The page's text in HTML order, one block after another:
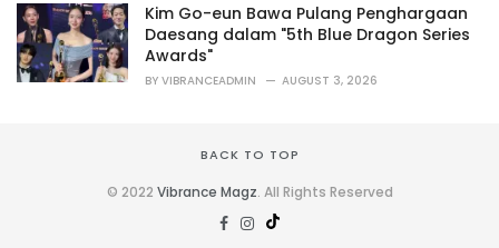
Kim Go-eun Bawa Pulang Penghargaan
Daesang dalam "5th Blue Dragon Series
Awards"
BY VIBRANCEADMIN AUGUST 3, 2026
BACK TO TOP
© 2022 Vibrance Magz. All Rights Reserved